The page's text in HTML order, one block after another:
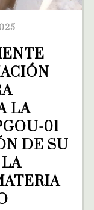
LA
01
DE SU